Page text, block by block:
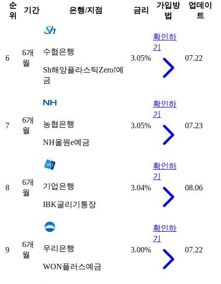
순
위
기간 은행/지점 금리
가입방
법
업데이
트
6
6개
월
수협은행
Sh해양플라스틱Zero!예
금
3.05%
확인하
기
07.22
7
6개
월
농협은행
NH올원e예금
3.05%
확인하
기
07.23
8
6개
월
기업은행
IBK굴리기통장
3.04%
확인하
기
08.06
9
6개
월
우리은행
WON플러스예금
3.00%
확인하
기
07.22